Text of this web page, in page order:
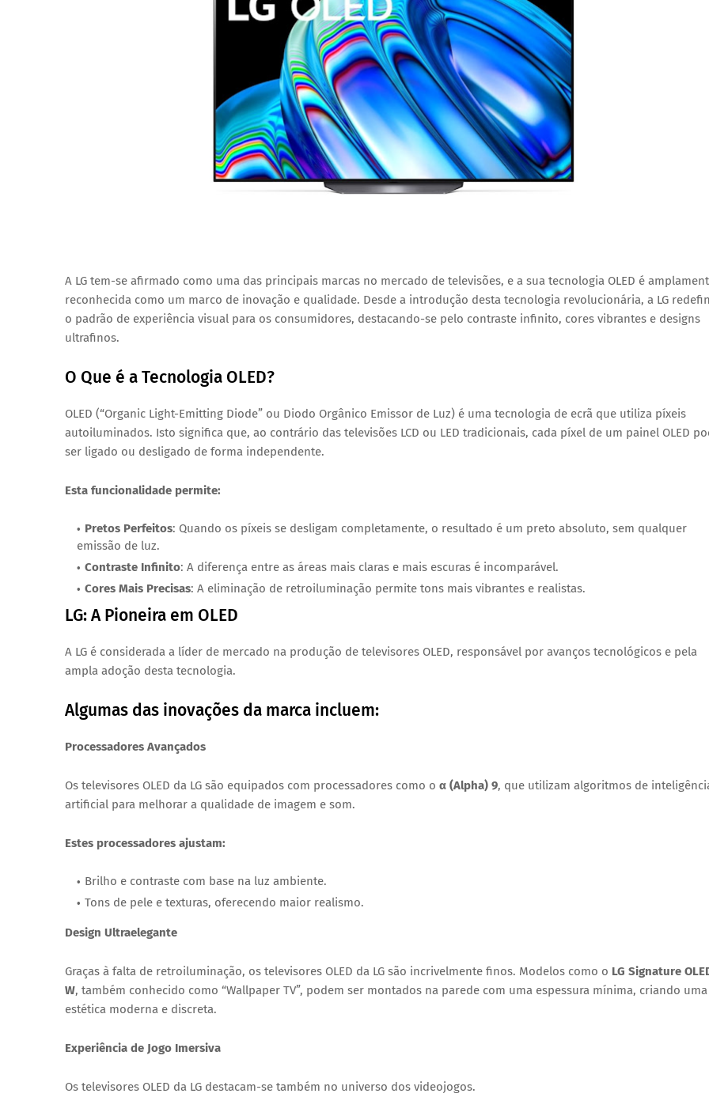
A LG tem-se afirmado como uma das principais marcas no mercado de televisões, e a sua tecnologia OLED é
reconhecida como um marco de inovação e qualidade. Desde a introdução desta tecnologia revolucionária, a LG
o padrão de experiência visual para os consumidores, destacando-se pelo contraste infinito, cores vibrantes e designs
ultrafinos.
O Que é a Tecnologia OLED?
OLED (“Organic Light-Emitting Diode” ou Diodo Orgânico Emissor de Luz) é uma tecnologia de ecrã que utiliza píxeis
autoiluminados. Isto significa que, ao contrário das televisões LCD ou LED tradicionais, cada píxel de um painel OLED
ser ligado ou desligado de forma independente.
Esta funcionalidade permite:
Pretos Perfeitos: Quando os píxeis se desligam completamente, o resultado é um preto absoluto, sem qualquer
emissão de luz.
Contraste Infinito: A diferença entre as áreas mais claras e mais escuras é incomparável.
Cores Mais Precisas: A eliminação de retroiluminação permite tons mais vibrantes e realistas.
LG: A Pioneira em OLED
A LG é considerada a líder de mercado na produção de televisores OLED, responsável por avanços tecnológicos e pela
ampla adoção desta tecnologia.
Algumas das inovações da marca incluem:
Processadores Avançados
Os televisores OLED da LG são equipados com processadores como o α (Alpha) 9, que utilizam algoritmos de
artificial para melhorar a qualidade de imagem e som.
Estes processadores ajustam:
Brilho e contraste com base na luz ambiente.
Tons de pele e texturas, oferecendo maior realismo.
Design Ultraelegante
Graças à falta de retroiluminação, os televisores OLED da LG são incrivelmente finos. Modelos como o LG Signature
W, também conhecido como “Wallpaper TV”, podem ser montados na parede com uma espessura mínima, criando uma
estética moderna e discreta.
Experiência de Jogo Imersiva
Os televisores OLED da LG destacam-se também no universo dos videojogos.